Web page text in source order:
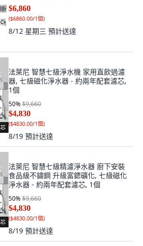
$6,860
($6860.00/1個)
8/12 星期三 預計送達
法萊尼 智慧七級淨水機 家用直飲過濾
器, 七級磁化淨水器 - 約兩年配套濾芯,
1個
50%$9,660
$4,830
($4830.00/1個)
8/19 預計送達
法萊尼 智慧七級精濾淨水器 廚下安裝
食品級不鏽鋼 升級富鍶礦化, 七級磁化
淨水器 - 約兩年配套濾芯, 1個
50%$9,660
$4,830
($4830.00/1個)
8/19 預計送達